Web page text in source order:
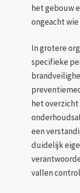
het gebouw
ongeacht wie
In grotere
specifieke
het
een
duidelijk
vallen